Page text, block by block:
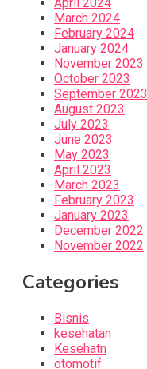
March 2024
February 2024
January 2024
November 2023
October 2023
September 2023
August 2023
July 2023
June 2023
May 2023
April 2023
March 2023
February 2023
January 2023
December 2022
November 2022
Categories
Bisnis
kesehatan
Kesehatn
otomotif